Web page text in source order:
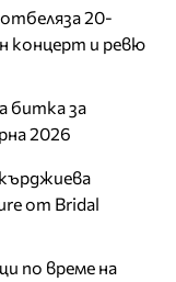
20-
концерт и ревю
битка за
2026
от Bridal
по време на